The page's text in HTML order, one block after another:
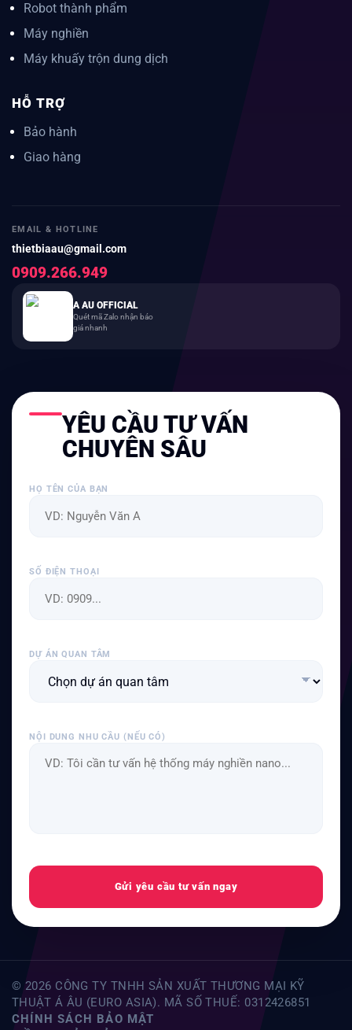
Robot thành phẩm
Máy nghiền
Máy khuấy trộn dung dịch
HỖ TRỢ
Bảo hành
Giao hàng
EMAIL & HOTLINE
thietbiaau@gmail.com
0909.266.949
A AU OFFICIAL
Quét mã Zalo nhận báo
giá nhanh
YÊU CẦU TƯ VẤN
CHUYÊN SÂU
HỌ TÊN CỦA BẠN
SỐ ĐIỆN THOẠI
DỰ ÁN QUAN TÂM
NỘI DUNG NHU CẦU (NẾU CÓ)
Gửi yêu cầu tư vấn ngay
© 2026 CÔNG TY TNHH SẢN XUẤT THƯƠNG MẠI KỸ
THUẬT Á ÂU (EURO ASIA). MÃ SỐ THUẾ: 0312426851
CHÍNH SÁCH BẢO MẬT